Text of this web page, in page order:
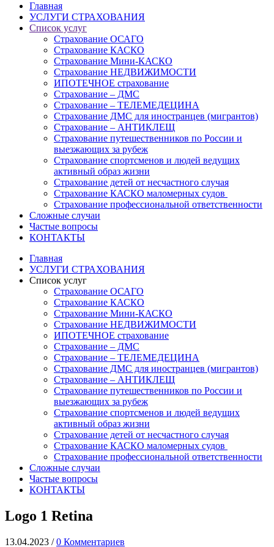
Главная
УСЛУГИ СТРАХОВАНИЯ
Список услуг
Страхование ОСАГО
Страхование КАСКО
Страхование Мини-КАСКО
Страхование НЕДВИЖИМОСТИ
ИПОТЕЧНОЕ страхование
Страхование – ДМС
Страхование – ТЕЛЕМЕДЕЦИНА
Страхование ДМС для иностранцев (мигрантов)
Страхование – АНТИКЛЕЩ
Страхование путешественников по России и
выезжающих за рубеж
Страхование спортсменов и людей ведущих
активный образ жизни
Страхование детей от несчастного случая
Страхование КАСКО маломерных судов
Страхование профессиональной ответственности
Сложные случаи
Частые вопросы
КОНТАКТЫ
Главная
УСЛУГИ СТРАХОВАНИЯ
Список услуг
Страхование ОСАГО
Страхование КАСКО
Страхование Мини-КАСКО
Страхование НЕДВИЖИМОСТИ
ИПОТЕЧНОЕ страхование
Страхование – ДМС
Страхование – ТЕЛЕМЕДЕЦИНА
Страхование ДМС для иностранцев (мигрантов)
Страхование – АНТИКЛЕЩ
Страхование путешественников по России и
выезжающих за рубеж
Страхование спортсменов и людей ведущих
активный образ жизни
Страхование детей от несчастного случая
Страхование КАСКО маломерных судов
Страхование профессиональной ответственности
Сложные случаи
Частые вопросы
КОНТАКТЫ
Logo 1 Retina
13.04.2023 / 0 Комментариев